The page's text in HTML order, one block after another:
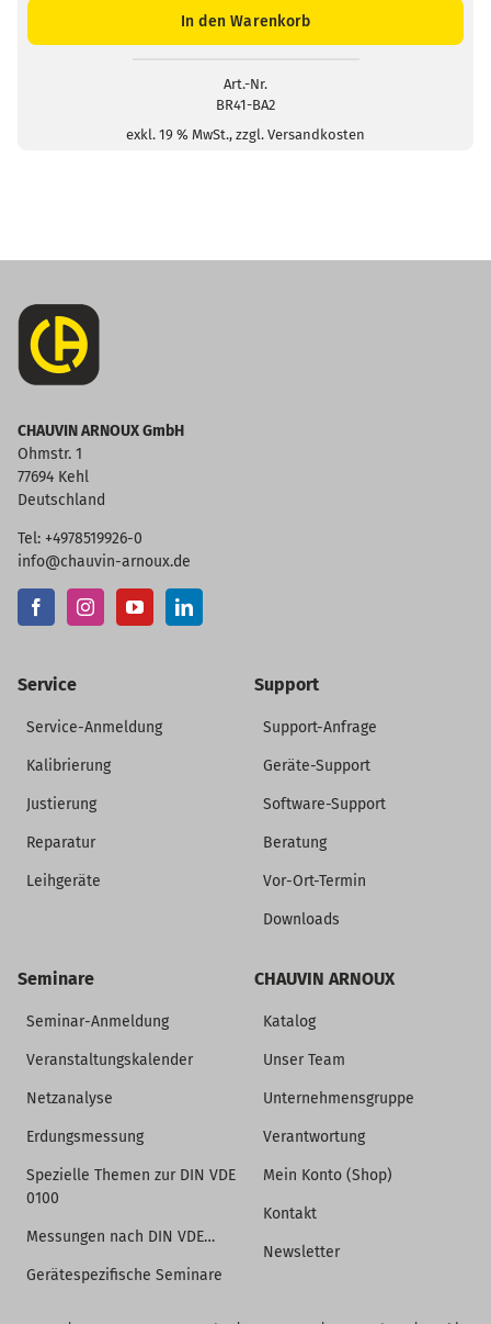
und
/
2mm-
Stecker
In den Warenkorb
Art.-Nr.
BR41-BA2
exkl. 19 % MwSt., zzgl. Versandkosten
CHAUVIN ARNOUX GmbH
Ohmstr. 1
77694 Kehl
Deutschland
Tel: +4978519926-0
info@chauvin-arnoux.de
Service
Service-Anmeldung
Kalibrierung
Justierung
Reparatur
Leihgeräte
Support
Support-Anfrage
Geräte-Support
Software-Support
Beratung
Vor-Ort-Termin
Downloads
Seminare
Seminar-Anmeldung
Veranstaltungskalender
Netzanalyse
Erdungsmessung
Spezielle Themen zur DIN VDE
0100
Messungen nach DIN VDE…
Gerätespezifische Seminare
CHAUVIN ARNOUX
Katalog
Unser Team
Unternehmensgruppe
Verantwortung
Mein Konto (Shop)
Kontakt
Newsletter